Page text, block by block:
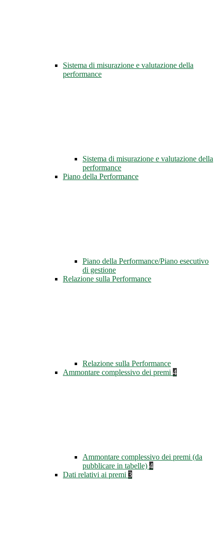
Sistema di misurazione e valutazione della
performance
Sistema di misurazione e valutazione della
performance
Piano della Performance
Piano della Performance/Piano esecutivo
di gestione
Relazione sulla Performance
Relazione sulla Performance
Ammontare complessivo dei premi 4
Ammontare complessivo dei premi (da
pubblicare in tabelle) 4
Dati relativi ai premi 3